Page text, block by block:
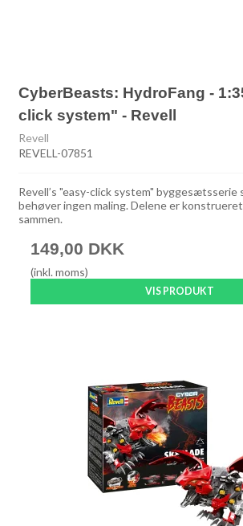
CyberBeasts: HydroFang -
click system" - Revell
Revell
REVELL-07851
Revell’s "easy-click system" byggesætsserie
behøver ingen maling. Delene er konstrueret
sammen.
149,00 DKK
(inkl. moms)
VIS PRODUKT